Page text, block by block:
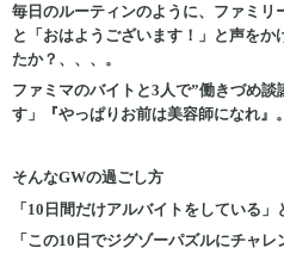
毎日のルーティンのように、ファミリ
と「おはようございます！」と声を
たか？、、、。
ファミマのバイトと3人で”働きづめ
す」『やっぱりお前は美容師になれ』。
そんなGWの過ごし方
「10日間だけアルバイトをしている
「この10日でジグゾーパズルにチャ